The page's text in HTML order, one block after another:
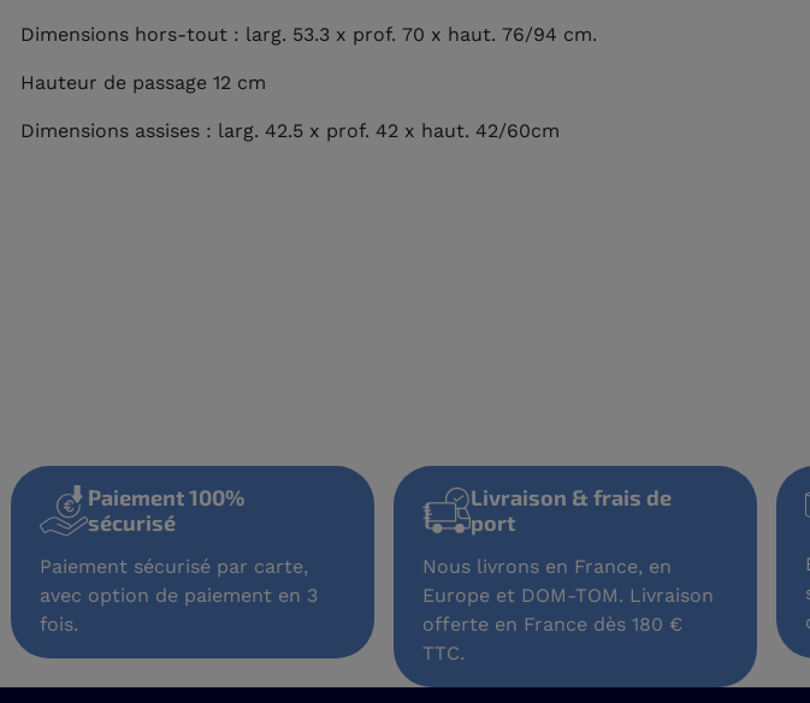
Dimensions hors-tout : larg. 53.3 x prof. 70 x haut. 76/94 cm.
Hauteur de passage 12 cm
Dimensions assises : larg. 42.5 x prof. 42 x haut. 42/60cm
Paiement 100%
sécurisé
Paiement sécurisé par carte,
avec option de paiement en 3
fois.
Livraison & frais de
port
Nous livrons en France, en
Europe et DOM-TOM. Livraison
offerte en France dès 180 €
TTC.